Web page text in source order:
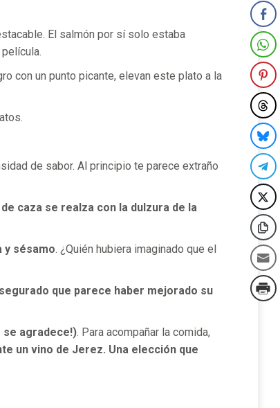
El salmón por sí solo estaba
con un punto picante, elevan este plato a la
de sabor. Al principio te parece extraño
caza se realza con la dulzura de la
y sésamo. ¿Quién hubiera imaginado que el
que parece haber mejorado su
se agradece!). Para acompañar la comida,
un vino de Jerez. Una elección que